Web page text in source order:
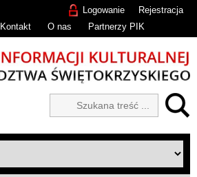
Rejestracja
Logowanie
Kontakt O nas Partnerzy PIK